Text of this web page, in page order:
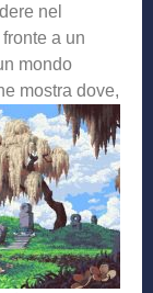
nel
a un
mondo
mostra dove,